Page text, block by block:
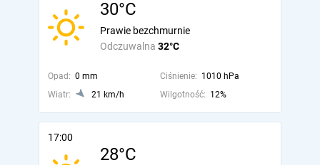
30°C
Odczuwalna 32°C
Prawie bezchmurnie
Opad: 0 mm Ciśnienie: 1010 hPa
Wiatr:
21 km/h Wilgotność: 12%
17:00
28°C